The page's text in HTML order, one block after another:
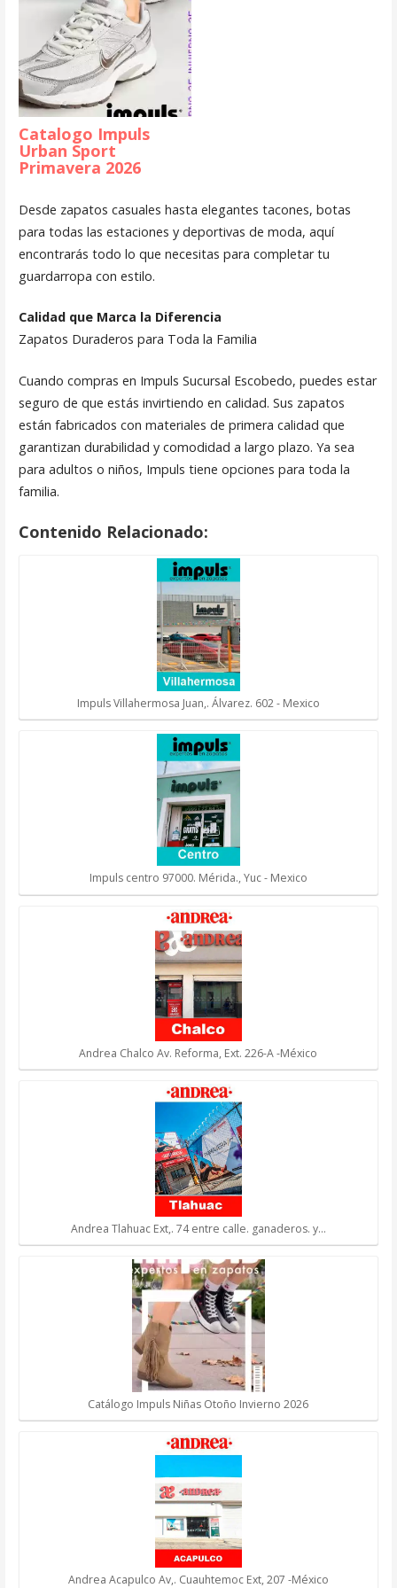
Catalogo Impuls
Urban Sport
Primavera 2026
Desde zapatos casuales hasta elegantes tacones, botas
para todas las estaciones y deportivas de moda, aquí
encontrarás todo lo que necesitas para completar tu
guardarropa con estilo.
Calidad que Marca la Diferencia
Zapatos Duraderos para Toda la Familia
Cuando compras en Impuls Sucursal Escobedo, puedes estar
seguro de que estás invirtiendo en calidad. Sus zapatos
están fabricados con materiales de primera calidad que
garantizan durabilidad y comodidad a largo plazo. Ya sea
para adultos o niños, Impuls tiene opciones para toda la
familia.
Contenido Relacionado:
Impuls Villahermosa Juan,. Álvarez. 602 - Mexico
Impuls centro 97000. Mérida., Yuc - Mexico
Andrea Chalco Av. Reforma, Ext. 226-A -México
Andrea Tlahuac Ext,. 74 entre calle. ganaderos. y…
Catálogo Impuls Niñas Otoño Invierno 2026
Andrea Acapulco Av,. Cuauhtemoc Ext, 207 -México